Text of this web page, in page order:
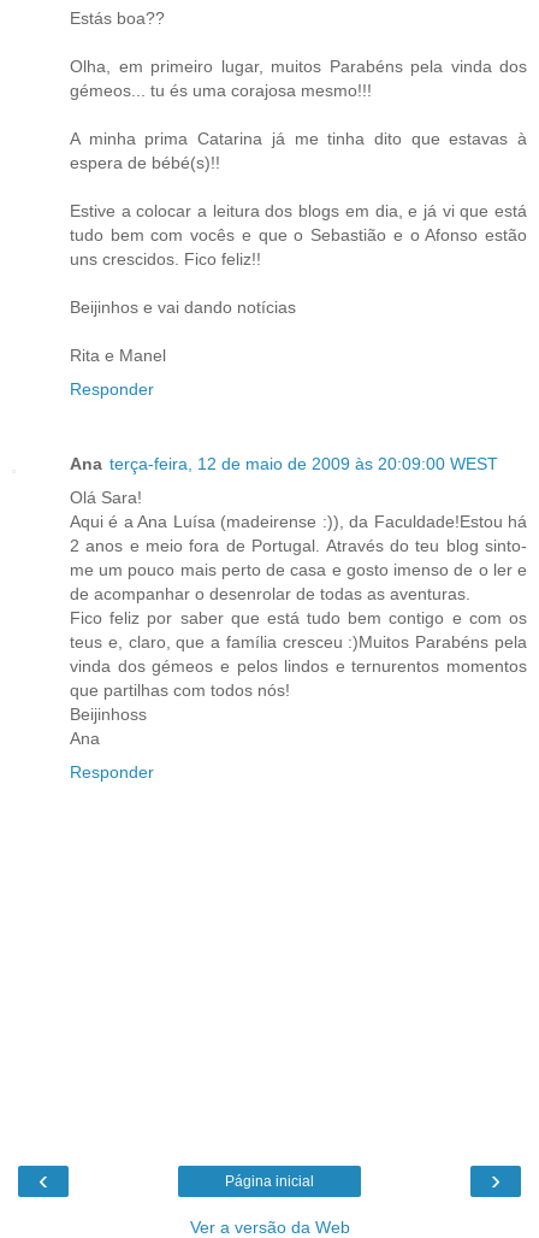
Estás boa??
Olha, em primeiro lugar, muitos Parabéns pela vinda dos
gémeos... tu és uma corajosa mesmo!!!
A minha prima Catarina já me tinha dito que estavas à
espera de bébé(s)!!
Estive a colocar a leitura dos blogs em dia, e já vi que está
tudo bem com vocês e que o Sebastião e o Afonso estão
uns crescidos. Fico feliz!!
Beijinhos e vai dando notícias
Rita e Manel
Responder
Ana terça-feira, 12 de maio de 2009 às 20:09:00 WEST
Olá Sara!
Aqui é a Ana Luísa (madeirense :)), da Faculdade!Estou há
2 anos e meio fora de Portugal. Através do teu blog sinto-
me um pouco mais perto de casa e gosto imenso de o ler e
de acompanhar o desenrolar de todas as aventuras.
Fico feliz por saber que está tudo bem contigo e com os
teus e, claro, que a família cresceu :)Muitos Parabéns pela
vinda dos gémeos e pelos lindos e ternurentos momentos
que partilhas com todos nós!
Beijinhoss
Ana
Responder
‹ ›
Página inicial
Ver a versão da Web